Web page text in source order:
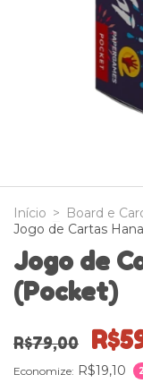
Início > Board e
Jogo de Cartas
Jogo de
(Pocket)
R$79,00
Economize: R$19,10